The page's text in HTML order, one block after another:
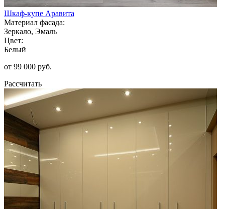
Шкаф-купе Аравита
Материал фасада:
Зеркало, Эмаль
Цвет:
Белый
от 99 000 руб.
Рассчитать